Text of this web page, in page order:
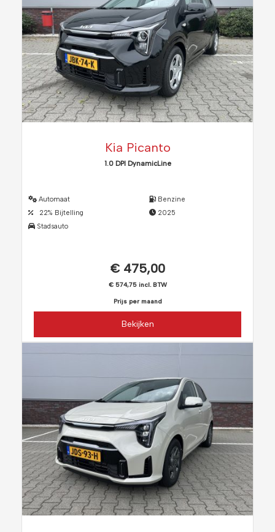
Kia Picanto
1.0 DPI DynamicLine
Automaat
22% Bijtelling
Stadsauto
Benzine
2025
€ 475,00
€ 574,75 incl. BTW
Prijs per maand
Bekijken